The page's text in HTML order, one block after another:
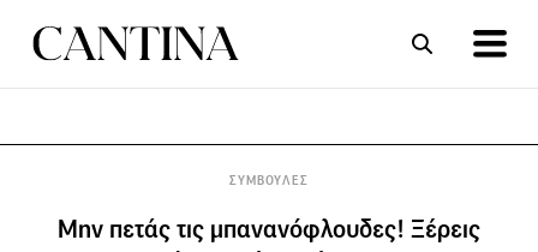
ΣΥΜΒΟΥΛΕΣ
Μην πετάς τις μπανανόφλουδες! Ξέρεις